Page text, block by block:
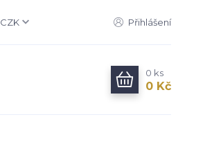
CZK Přihlášení
0 ks
0 Kč